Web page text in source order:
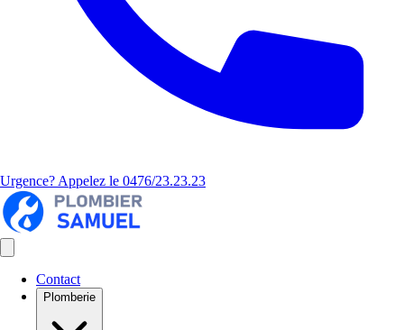
Urgence? Appelez le 0476/23.23.23
Contact
Plomberie